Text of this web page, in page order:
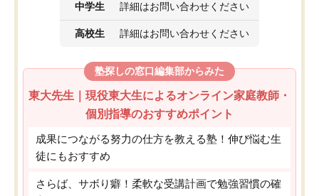
中学生 詳細はお問い合わせください
高校生 詳細はお問い合わせください
塾探しの窓口編集部からみた
東大先生｜現役東大生によるオンライン家庭教師・
個別指導のおすすめポイント
成果につながる努力の仕方を教える塾！伸び悩む生
徒にもおすすめ
さらば、サボり癖！柔軟な受講計画で勉強習慣の確